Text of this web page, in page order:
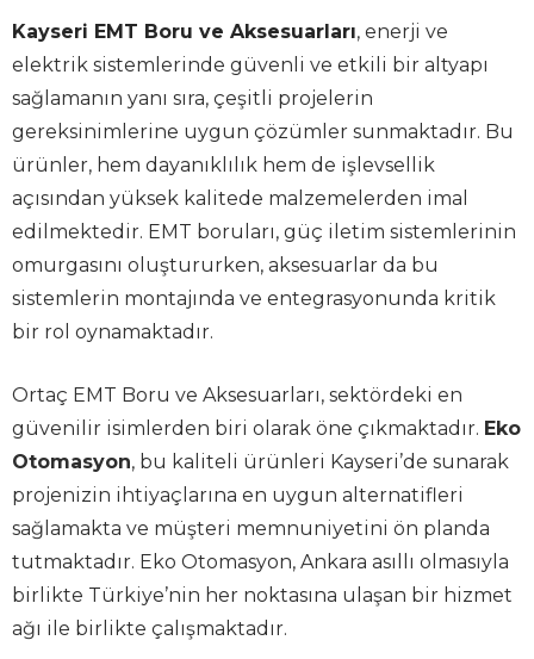
Kayseri EMT Boru ve Aksesuarları, enerji ve
elektrik sistemlerinde güvenli ve etkili bir altyapı
sağlamanın yanı sıra, çeşitli projelerin
gereksinimlerine uygun çözümler sunmaktadır. Bu
ürünler, hem dayanıklılık hem de işlevsellik
açısından yüksek kalitede malzemelerden imal
edilmektedir. EMT boruları, güç iletim sistemlerinin
omurgasını oluştururken, aksesuarlar da bu
sistemlerin montajında ve entegrasyonunda kritik
bir rol oynamaktadır.
Ortaç EMT Boru ve Aksesuarları, sektördeki en
güvenilir isimlerden biri olarak öne çıkmaktadır. Eko
Otomasyon, bu kaliteli ürünleri Kayseri’de sunarak
projenizin ihtiyaçlarına en uygun alternatifleri
sağlamakta ve müşteri memnuniyetini ön planda
tutmaktadır. Eko Otomasyon, Ankara asıllı olmasıyla
birlikte Türkiye’nin her noktasına ulaşan bir hizmet
ağı ile birlikte çalışmaktadır.